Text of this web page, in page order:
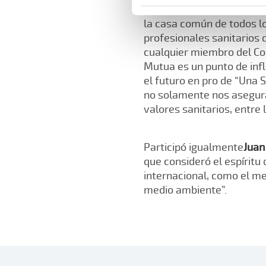
la casa común de todos
profesionales sanitarios
cualquier miembro del
Mutua es un punto de
el futuro en pro de “Una
no solamente nos
valores sanitarios, entre
Participó igualmente
que consideró el espíritu
internacional, como el
medio ambiente”.